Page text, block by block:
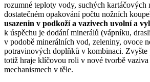
rozumné teploty vody, suchých kartáčových
dostatečném opakování počtu nožních
usazenin v podkoží a vazivech uvolní a
k úspěchu je dodání minerálů (vápníku,
v podobě minerálních vod, zeleniny, ovoce
potravinových doplňků v kombinaci. Zvyšte
totiž hraje klíčovou roli v nové tvorbě
mechanismech v těle.